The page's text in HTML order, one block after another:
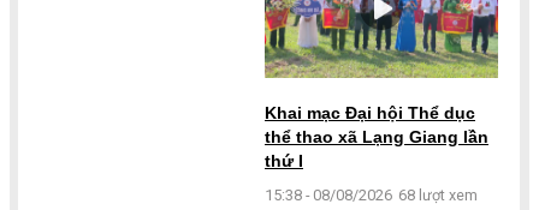
Khai mạc Đại hội Thể dục
thể thao xã Lạng Giang lần
thứ I
15:38 - 08/08/2026 68 lượt xem